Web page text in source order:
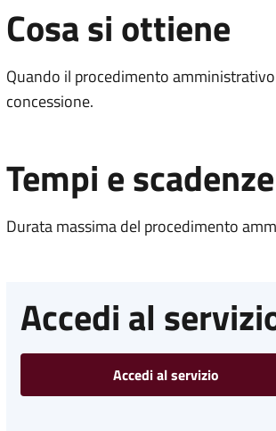
Cosa si ottiene
Quando il procedimento
concessione.
Tempi e scadenze
Durata massima del procedimento
Accedi al
Accedi al servizio